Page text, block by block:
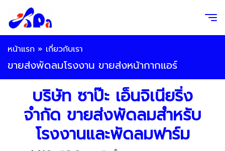
หน้าแรก » เกี่ยวกับเรา
ขายส่งพัดลมโรงงาน ขายส่งหน้ากากแอร์
บริษัท ซาป๊ะ เอ็นจิเนียริ่ง
จำกัด ขายส่งพัดลมสำหรับ
โรงงานและพัดลมฟาร์ม